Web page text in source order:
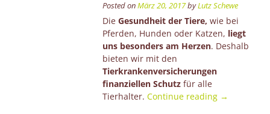
Posted onMärz 20, 2017byLutz Schewe
Die Gesundheit der Tiere, wie bei
Pferden, Hunden oder Katzen, liegt
uns besonders am Herzen. Deshalb
bieten wir mit den
Tierkrankenversicherungen
finanziellen Schutzfür alle
Tierhalter. Continue reading →